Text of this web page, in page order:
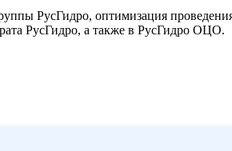
РусГидро, оптимизация
РусГидро, а также в РусГидро ОЦО.